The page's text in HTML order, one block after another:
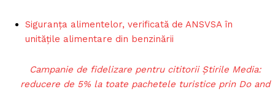
Siguranța alimentelor, verificată de ANSVSA în
unitățile alimentare din benzinării
Campanie de fidelizare pentru cititorii Știrile Media:
reducere de 5% la toate pachetele turistice prin Do and